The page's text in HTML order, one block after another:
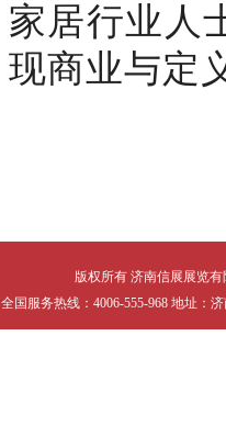
家居行业人
现商业与定
版权所有 济南信展展览有
全国服务热线：4006-555-968 地址：